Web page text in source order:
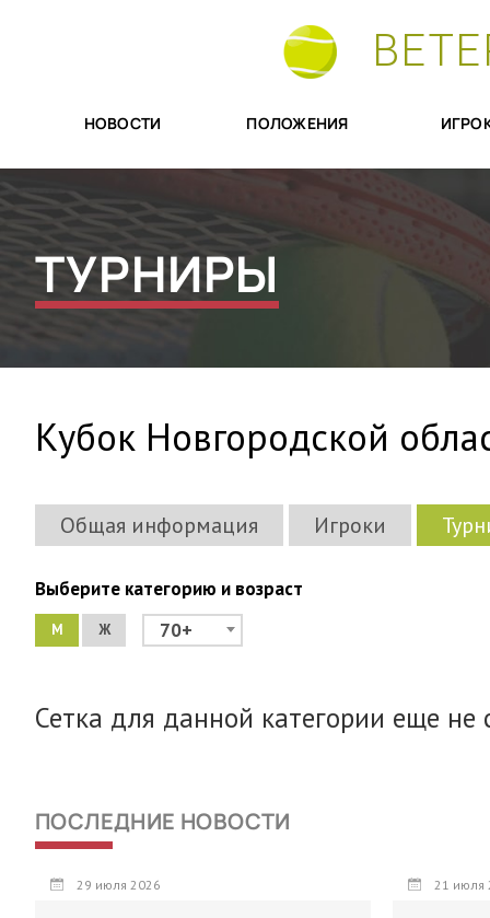
НОВОСТИ ПОЛОЖЕНИЯ
ТУРНИРЫ
Кубок Новгородской
Общая информация Игроки
Выберите категорию и возраст
М Ж 70+
Сетка для данной категории еще не
ПОСЛЕДНИЕ НОВОСТИ
29 июля 2026 21 июля